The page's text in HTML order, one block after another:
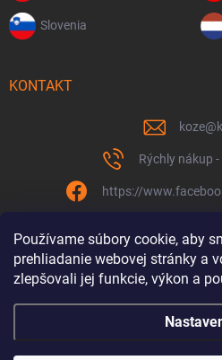
Používame súbory cookie, aby
prehliadanie webovej stránky a
zlepšovali jej funkcie, výkon a
Slovenia
KONTAKT
koze@
Rýchly nákup
https://
Spolu to